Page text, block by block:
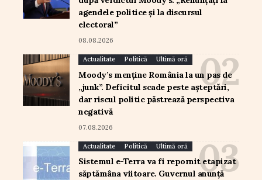
agendele politice și la discursul
electoral”
08.08.2026
Actualitate Politică Ultimă oră
Moody’s menține România la un pas de
„junk”. Deficitul scade peste așteptări,
dar riscul politic păstrează perspectiva
negativă
07.08.2026
Actualitate Politică Ultimă oră
Sistemul e-Terra va fi repornit etapizat
săptămâna viitoare. Guvernul anunță